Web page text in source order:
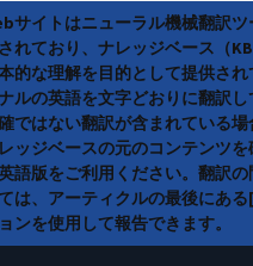
サイトはニューラル機械翻訳ツ
れており、ナレッジベース（
的な理解を目的として提供され
ルの英語を文字どおりに翻訳し
ではない翻訳が含まれている場
ッジベースの元のコンテンツ
語版をご利用ください。翻訳の
は、アーティクルの最後にあ
ンを使用して報告できます。